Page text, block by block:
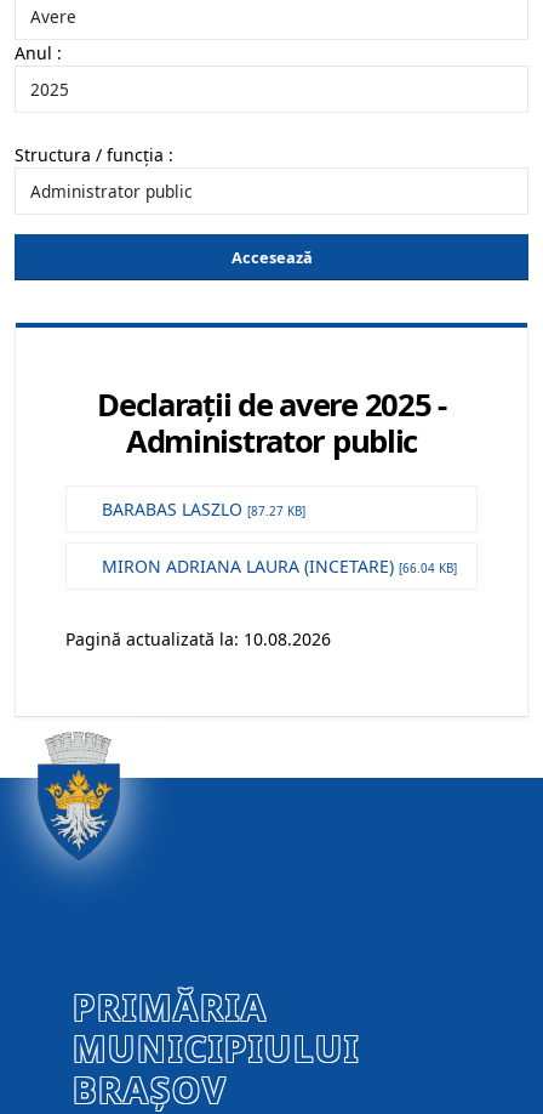
Anul :
Structura / funcția :
Accesează
Declarații de avere 2025 -
Administrator public
BARABAS LASZLO[87.27 KB]
MIRON ADRIANA LAURA (INCETARE)[66.04 KB]
Pagină actualizată la: 10.08.2026
PRIMĂRIA
MUNICIPIULUI
BRAȘOV